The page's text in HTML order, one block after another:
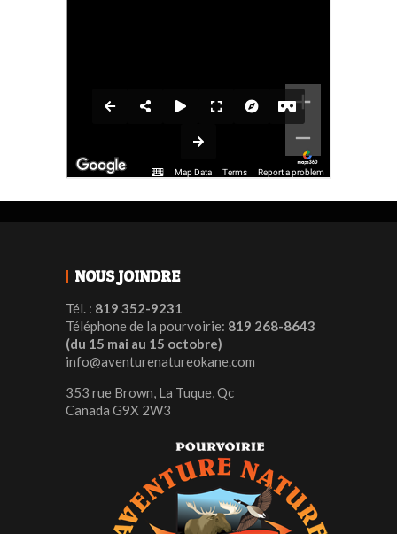
NOUS JOINDRE
Tél. : 819 352-9231
Téléphone de la pourvoirie: 819 268-8643
(du 15 mai au 15 octobre)
info@aventurenatureokane.com
353 rue Brown, La Tuque, Qc
Canada G9X 2W3